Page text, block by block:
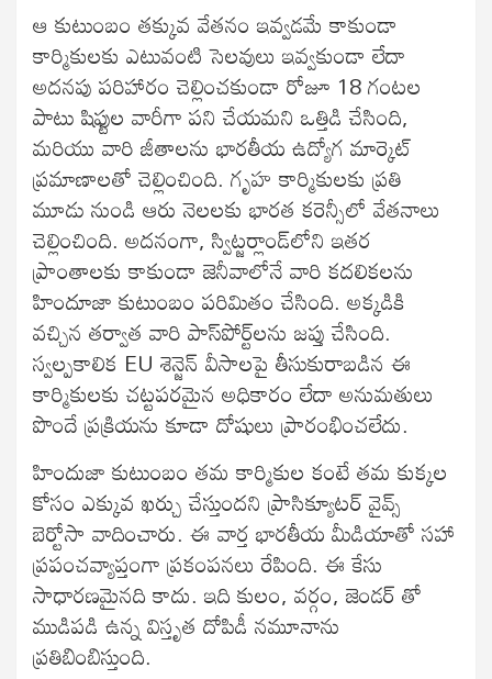
ఆ కుటుంబం తక్కువ వేతనం ఇవ్వడమే కాకుండా
కార్మికులకు ఎటువంటి సెలవులు ఇవ్వకుండా లేదా
అదనపు పరిహారం చెల్లించకుండా రోజూ 18 గంటల
పాటు షిఫ్టుల వారీగా పని చేయమని ఒత్తిడి చేసింది,
మరియు వారి జీతాలను భారతీయ ఉద్యోగ మార్కెట్
ప్రమాణాలతో చెల్లించింది. గృహ కార్మికులకు ప్రతి
మూడు నుండి ఆరు నెలలకు భారత కరెన్సీలో వేతనాలు
చెల్లించింది. అదనంగా, స్విట్జర్లాండ్‌లోని ఇతర
ప్రాంతాలకు కాకుండా జెనీవాలోనే వారి కదలికలను
హిందూజా కుటుంబం పరిమితం చేసింది. అక్కడికి
వచ్చిన తర్వాత వారి పాస్‌పోర్ట్‌లను జప్తు చేసింది.
స్వల్పకాలిక EU శెన్జెన్ వీసాలపై తీసుకురాబడిన ఈ
కార్మికులకు చట్టపరమైన అధికారం లేదా అనుమతులు
పొందే ప్రక్రియను కూడా దోషులు ప్రారంభించలేదు.
హిందుజా కుటుంబం తమ కార్మికుల కంటే తమ కుక్కల
కోసం ఎక్కువ ఖర్చు చేస్తుందని ప్రాసిక్యూటర్ వైవ్స్
బెర్టోసా వాదించారు. ఈ వార్త భారతీయ మీడియాతో సహా
ప్రపంచవ్యాప్తంగా ప్రకంపనలు రేపింది. ఈ కేసు
సాధారణమైనది కాదు. ఇది కులం, వర్గం, జెండర్ తో
ముడిపడి ఉన్న విస్తృత దోపిడీ నమూనాను
ప్రతిబింబిస్తుంది.